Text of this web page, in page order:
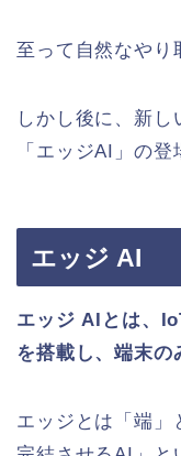
至って自然なやり
しかし後に、新し
「エッジAI」の登
エッジ AI
エッジ AI とは、
を搭載し、端末の
エッジとは「端」